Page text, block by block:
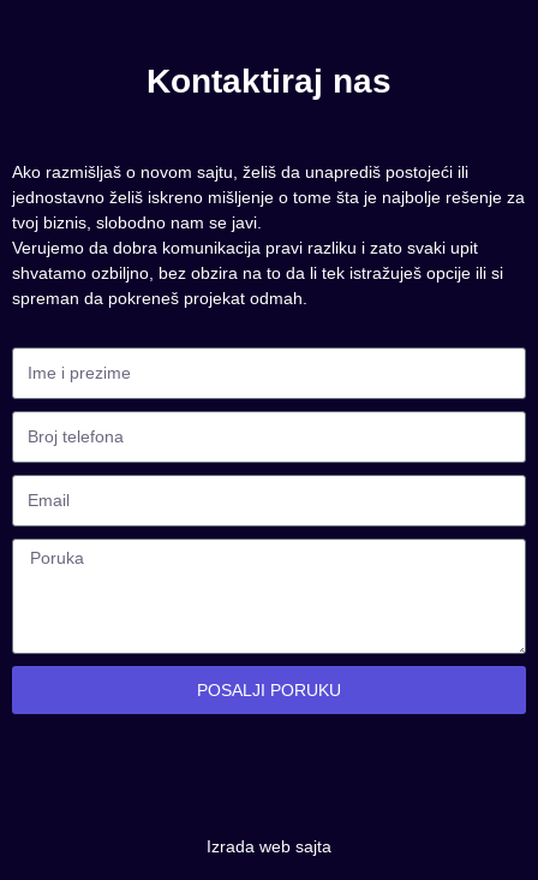
Kontaktiraj nas
Ako razmišljaš o novom sajtu, želiš da unaprediš postojeći ili
jednostavno želiš iskreno mišljenje o tome šta je najbolje rešenje za
tvoj biznis, slobodno nam se javi.
Verujemo da dobra komunikacija pravi razliku i zato svaki upit
shvatamo ozbiljno, bez obzira na to da li tek istražuješ opcije ili si
spreman da pokreneš projekat odmah.
POSALJI PORUKU
Izrada web sajta